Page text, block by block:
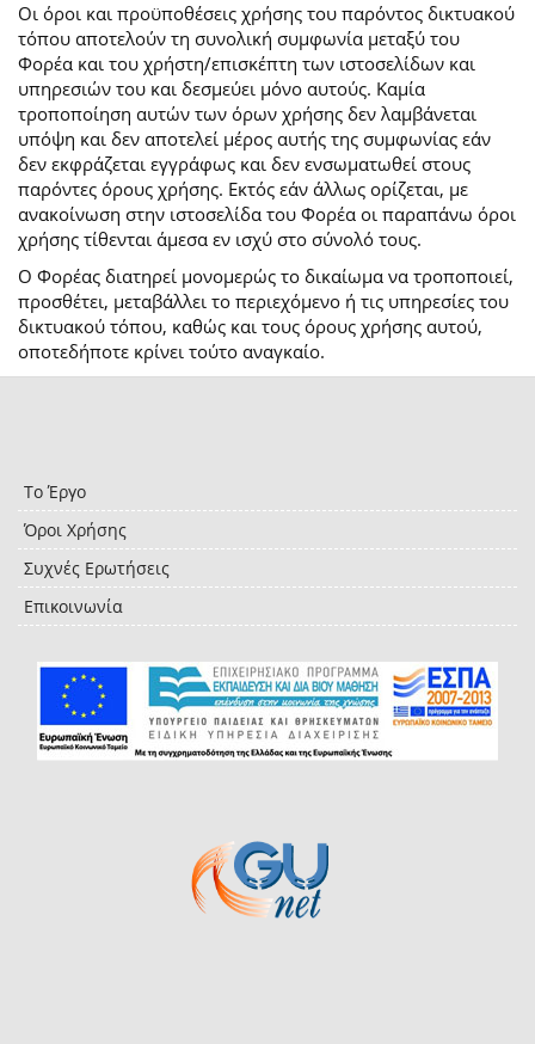
Οι όροι και προϋποθέσεις χρήσης του παρόντος δικτυακού
τόπου αποτελούν τη συνολική συμφωνία μεταξύ του
Φορέα και του χρήστη/επισκέπτη των ιστοσελίδων και
υπηρεσιών του και δεσμεύει μόνο αυτούς. Καμία
τροποποίηση αυτών των όρων χρήσης δεν λαμβάνεται
υπόψη και δεν αποτελεί μέρος αυτής της συμφωνίας εάν
δεν εκφράζεται εγγράφως και δεν ενσωματωθεί στους
παρόντες όρους χρήσης. Εκτός εάν άλλως ορίζεται, με
ανακοίνωση στην ιστοσελίδα του Φορέα οι παραπάνω όροι
χρήσης τίθενται άμεσα εν ισχύ στο σύνολό τους.
Ο Φορέας διατηρεί μονομερώς το δικαίωμα να τροποποιεί,
προσθέτει, μεταβάλλει το περιεχόμενο ή τις υπηρεσίες του
δικτυακού τόπου, καθώς και τους όρους χρήσης αυτού,
οποτεδήποτε κρίνει τούτο αναγκαίο.
Το Έργο
Όροι Χρήσης
Συχνές Ερωτήσεις
Επικοινωνία